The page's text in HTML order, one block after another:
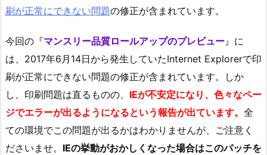
刷が正常にできない問題の修正が含まれています。
今回の『マンスリー品質ロールアップのプレビュー』に
は、2017年6月14日から発生していたInternet Explorerで印
刷が正常にできない問題の修正が含まれています。しか
し、印刷問題は直るものの、 IEが不安定になり、色々なペー
ジでエラーが出るようになるという報告が出ています。 全
ての環境でこの問題が出るかはわかりませんが、ご注意く
ださいませ。 IEの挙動がおかしくなった場合はこのパッチを